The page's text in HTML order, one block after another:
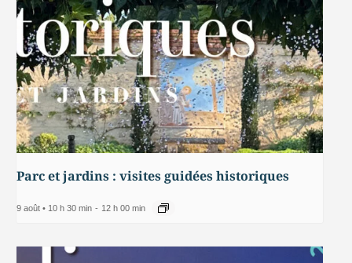
Parc et jardins : visites guidées historiques
9 août • 10 h 30 min - 12 h 00 min